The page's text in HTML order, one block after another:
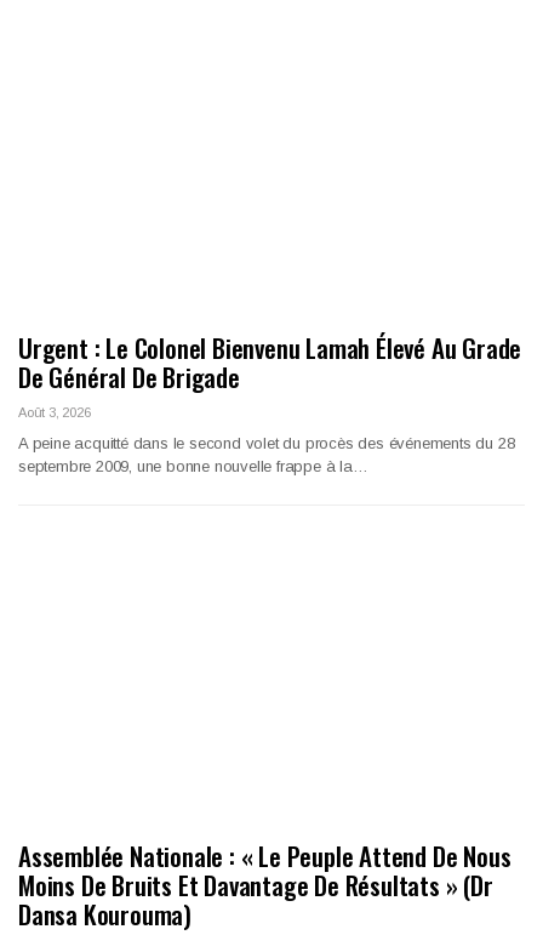
Urgent : Le Colonel Bienvenu Lamah Élevé Au Grade
De Général De Brigade
Août 3, 2026
A peine acquitté dans le second volet du procès des événements du 28
septembre 2009, une bonne nouvelle frappe à la…
Assemblée Nationale : « Le Peuple Attend De Nous
Moins De Bruits Et Davantage De Résultats » (Dr
Dansa Kourouma)